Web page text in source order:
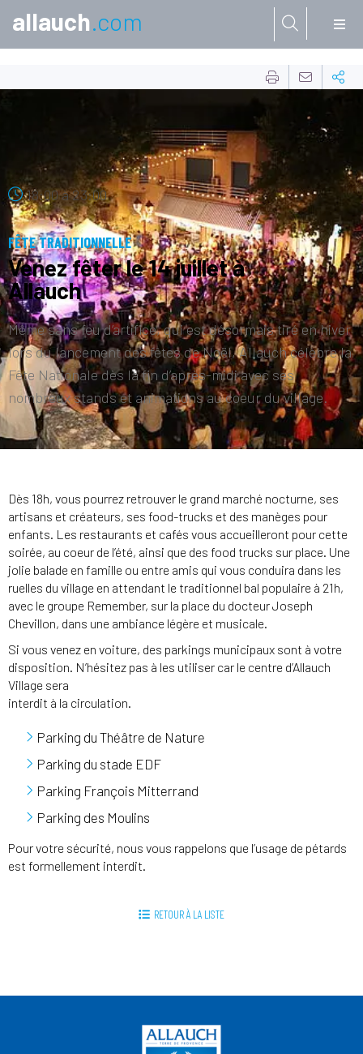
allauch.com
14
JUIL.
18:00à23:00
FÊTE TRADITIONNELLE
Venez fêter le 14 juillet à
Allauch
Même sans feu d’artifice, qui est désormais tiré en hiver
lors du lancement des fêtes de Noël, Allauch célèbre la
Fête Nationale dès la fin d’après-midi avec ses
nombreux stands et animations au coeur du village.
Dès 18h, vous pourrez retrouver le grand marché nocturne, ses
artisans et créateurs, ses food-trucks et des manèges pour
enfants. Les restaurants et cafés vous accueilleront pour cette
soirée, au coeur de l’été, ainsi que des food trucks sur place. Une
jolie balade en famille ou entre amis qui vous conduira dans les
ruelles du village en attendant le traditionnel bal populaire à 21h,
avec le groupe Remember, sur la place du docteur Joseph
Chevillon, dans une ambiance légère et musicale.
Si vous venez en voiture, des parkings municipaux sont à votre
disposition. N’hésitez pas à les utiliser car le centre d’Allauch
Village sera
interdit à la circulation.
Parking du Théâtre de Nature
Parking du stade EDF
Parking François Mitterrand
Parking des Moulins
Pour votre sécurité, nous vous rappelons que l’usage de pétards
est formellement interdit.
RETOUR À LA LISTE